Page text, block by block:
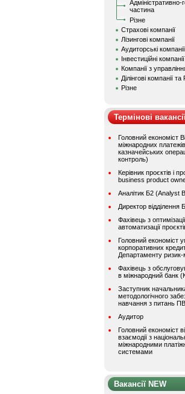
Адміністративно-
частина
Різне
Страхові компанії
Лізингові компанії
Аудиторські компанії
Інвестиційні компанії
Компанії з
Ділінгові компанії
Різне
Термінові
Головний економіст
міжнародних
казначейських
контроль)
Керівник проєктів і
business product
Аналітик Б2 (Analyst
Директор відділення
Фахівець з
автоматизації
Головний економіст
корпоративних
Департаменту
Фахівець з
в міжнародний банк
Заступник
методологічного
навчання з питань
Аудитор
Головний економіст
взаємодії з
міжнародними
системами
Вакансії NEW